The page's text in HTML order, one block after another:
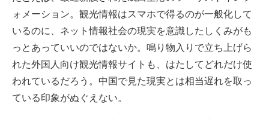
ォメーション。観光情報はスマホで得るのが一般化して
いるのに、ネット情報社会の現実を意識したしくみがも
っとあっていいのではないか。鳴り物入りで立ち上げら
れた外国人向け観光情報サイトも、はたしてどれだけ使
われているだろう。中国で見た現実とは相当遅れを取っ
ている印象がぬぐえない。